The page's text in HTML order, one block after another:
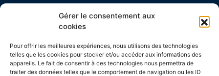
Gérer le consentement aux
cookies
Pour offrir les meilleures expériences, nous utilisons des technologies
telles que les cookies pour stocker et/ou accéder aux informations des
appareils. Le fait de consentir à ces technologies nous permettra de
traiter des données telles que le comportement de navigation ou les ID
CERTIFICATIONS
Les produits Spirec sont tous fabriqués en Ile-
de-France et certifiés Origine France Garantie.
Spirec est lauréat du concours i-nov 2020.